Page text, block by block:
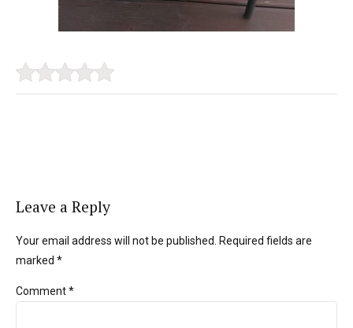
Leave a Reply
Your email address will not be published. Required fields are
marked *
Comment*